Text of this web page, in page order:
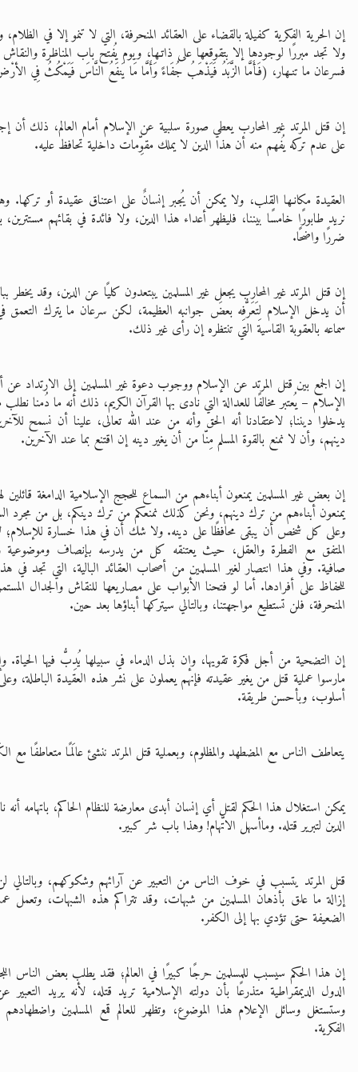
إن الحرية الفكرية كفيلة بالقضاء على العقائد المنحرفة، التي لا تنمو إلا في
ولا تجد مبررًا لوجودها إلا بتقوقعها على ذاتـها، ويوم يُفتح باب المناظرة
فسرعان ما تنـهار، (فَأَمَّا الزَّبَدُ فَيَذْهَبُ جُفَاءً وَأَمَّا مَا يَنفَعُ النَّاسَ فَيَمْكُثُ فِي
إن قتل المرتد غير المحارب يعطي صورة سلبية عن الإسلام أمام العالم، ذلك أن
على عدم تركه يُفهم منه أن هذا الدين لا يملك مقوِّمات داخلية تحافظ عليه.
العقيدة مكانـها القلب، ولا يمكن أن يُجبر إنسانٌ على اعتناق عقيدة أو تركها.
نريد طابورًا خامسًا بيننا، فليظهر أعداء هذا الدين، ولا فائدة في بقائهم
ضررًا واضحًا.
إن قتل المرتد غير المحارب يجعل غير المسلمين يبتعدون كليًا عن الدين، وقد يخطر
أن يدخل الإسلام لِتَعَرُّفِه بعضَ جوانبه العظيمة، لكن سرعان ما يترك التعمق
سماعه بالعقوبة القاسية التي تنتظره إن رأى غير ذلك.
إن الجمع بين قتل المرتد عن الإسلام ووجوب دعوة غير المسلمين إلى الارتداد عن
الإسلام – يُعتبر مخالفًا للعدالة التي نادى بها القرآن الكريم، ذلك أنه ما دُمنا
يدخلوا ديننا؛ لاعتقادنا أنه الحق وأنه من عند الله تعالى، علينا أن نسمح
دينهم، وأن لا نمنع بالقوة المسلم مِنّا من أن يغير دينه إن اقتنع بما عند الآخرين.
إن بعض غير المسلمين يمنعون أبناءهم من السماع للحجج الإسلامية الدامغة قائلين
يمنعون أبناءهم من ترك دينهم، ونحن كذلك نمنعكم من ترك دينكم، بل من مجرد
وعلى كل شخص أن يبقى محافظًا على دينه. ولا شك أن في هذا خسارة للإسلام؛
المتفق مع الفطرة والعقل، حيث يعتنقه كل من يدرسه بإنصاف
صافية. وفي هذا انتصار لغير المسلمين من أصحاب العقائد البالية، التي تجد في
للحفاظ على أفرادها. أما لو فتحنا الأبواب على مصاريعها للنقاش والجدال
المنحرفة، فلن تستطيع مواجهتنا، وبالتالي سيتركها أبناؤها بعد حين.
إن التضحية من أجل فكرة تقويها، وإن بذل الدماء في سبيلها يُدِبُّ فيها الحياة.
مارسوا عملية قتل من يغير عقيدته فإنهم يعملون على نشر هذه العقيدة الباطلة،
أسلوب، وبأحسن طريقة.
يتعاطف الناس مع المضطهد والمظلوم، وبعملية قتل المرتد ننشئ عالَمًا متعاطفًا مع
يمكن استغلال هذا الحكم لقتل أي إنسان أبدى معارضة للنظام الحاكم، باتهامه
الدين لتبرير قتله. وماأسهل الاتّهام! وهذا باب شر كبير.
قتل المرتد يتسبب في خوف الناس من التعبير عن آرائهم وشكوكهم، وبالتالي لن
إزالة ما علق بأذهان المسلمين من شبهات، وقد تتراكم هذه الشبهات، وتعمل
الضعيفة حتى تؤدي بها إلى الكفر.
إن هذا الحكم سيسبب للمسلمين حرجًا كبيرًا في العالم؛ فقد يطلب بعض الناس
الدول الديمقراطية متذرعًا بأن دولته الإسلامية تريد قتله، لأنه يريد
وستستغل وسائل الإعلام هذا الموضوع، وتظهر للعالم قمع المسلمين واضطهادهم
الفكرية.